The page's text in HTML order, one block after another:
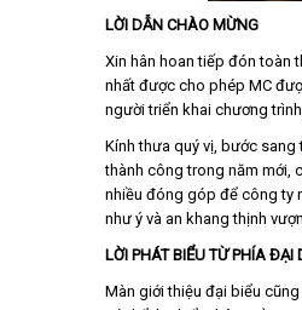
LỜI DẪN CHÀO MỪNG
Xin hân hoan tiếp đón toàn
nhất được cho phép MC
người triển khai chương
Kính thưa quý vị, bước
thành công trong năm mới,
nhiều đóng góp để công ty
như ý và an khang thịnh
LỜI PHÁT BIỂU TỪ PHÍA ĐẠI
Màn giới thiệu đại biểu